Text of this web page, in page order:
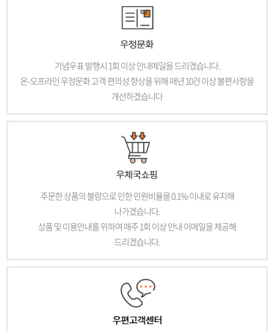
기념우표 발행시 1회 이상 안내메일을 드리겠습니다.
온-오프라인 우정문화 고객 편의성 향상을 위해 매년 10건 이상 불편사항을
개선하겠습니다
주문한 상품의 불량으로 인한 민원비율을 0.1% 이내로 유지해
나가겠습니다.
상품 및 이용안내를 위하여 매주 1회 이상 안내 이메일을 제공해
드리겠습니다.